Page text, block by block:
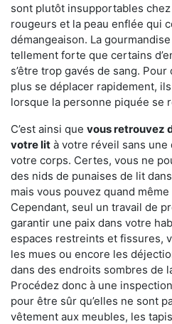
sont plutôt insupportables chez
rougeurs et la peau enflée qui
démangeaison. La
tellement forte que certains
s’être trop gavés de sang.
plus se déplacer rapidement,
lorsque la personne piquée se
C’est ainsi que vous retrouvez
votre lit à votre réveil sans
votre corps. Certes, vous ne
des nids de punaises de lit
mais vous pouvez quand
Cependant, seul un travail de
garantir une paix dans votre
espaces restreints et fissures,
les mues ou encore les
dans des endroits sombres de
Procédez donc à une
pour être sûr qu’elles ne sont
vêtement aux meubles, les